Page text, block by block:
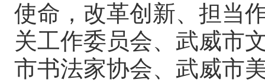
使命，改革创新、担当
关工作委员会、武威市
市书法家协会、武威市